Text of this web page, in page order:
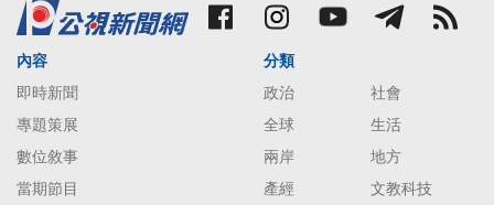
內容
即時新聞
專題策展
數位敘事
當期節目
分類
政治
社會
全球
生活
兩岸
地方
產經
文教科技